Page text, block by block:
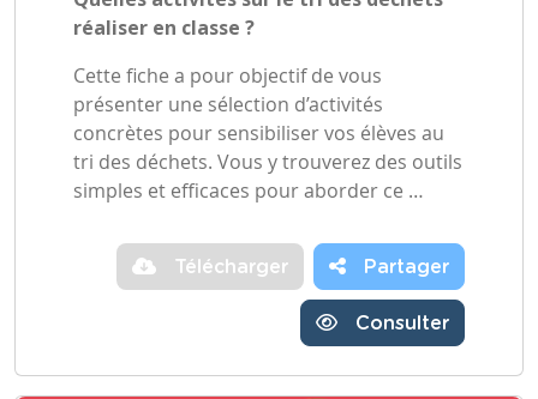
réaliser en classe ?
Cette fiche a pour objectif de vous
présenter une sélection d’activités
concrètes pour sensibiliser vos élèves au
tri des déchets. Vous y trouverez des outils
simples et efficaces pour aborder ce …
Télécharger Partager
Consulter